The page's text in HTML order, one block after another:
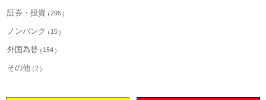
証券・投資 295
ノンバンク 15
外国為替 154
その他 2